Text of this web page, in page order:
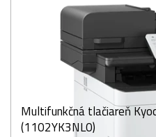
Multifunkčná tlačiareň
(1102YK3NL0)